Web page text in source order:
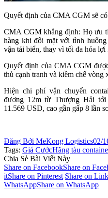
Quyết định của CMA CGM sẽ
CMA CGM khẳng định: Họ ưu
hàng khi đối mặt với tình
vận tải biển, thay vì tối đa hóa lợi
Quyết định của CMA CGM
thủ cạnh tranh và kiềm chế vòng
Hiện chi phí vận chuyển
đương 12m từ Thượng Hải
11.569 USD, cao gần gấp 8 lần
Đăng Bởi MeKong Logistics02/
Tags: Giá CướcHãng tàu
Chia Sẻ Bài Viết Này
Share on FacebookShare on
itShare on Pinterest Share on
WhatsAppShare on WhatsApp